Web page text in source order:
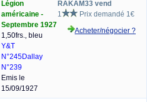
Légion
américaine -
Septembre 1927
1,50frs., bleu
Y&T
N°245Dallay
N°239
Emis le
15/09/1927
RAKAM33 vend
1
Prix demandé 1€
Acheter/négocier ?